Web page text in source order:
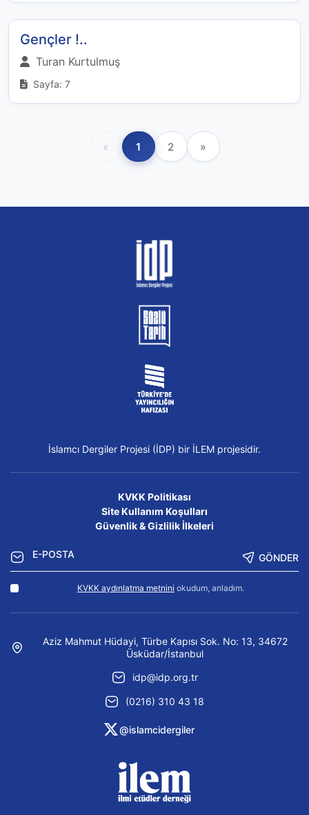
Gençler !..
Turan Kurtulmuş
Sayfa: 7
« 1 2 »
İslamcı Dergiler Projesi (İDP) bir İLEM projesidir.
KVKK Politikası
Site Kullanım Koşulları
Güvenlik & Gizlilik İlkeleri
GÖNDER
KVKK aydınlatma metnini okudum, anladım.
Aziz Mahmut Hüdayi, Türbe Kapısı Sok. No: 13, 34672
Üsküdar/İstanbul
idp@idp.org.tr
(0216) 310 43 18
@islamcidergiler